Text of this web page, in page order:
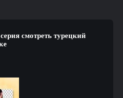
смотреть турецкий